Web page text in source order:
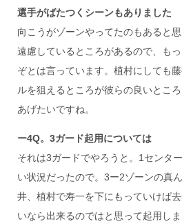
選手がばたつくシーンもありました
向こうがゾーンやってたのもあると
遠慮しているところがあるので、も
ぞとは言っています。植村にしても
ルを狙えるところが彼らの良いとこ
あげたいですね。
ー4Q。3ガード起用については
それは3ガードでやろうと。1センタ
い状況だったので。3ー2ゾーンの真
井、植村で寿一を下にもっていけば
いなら出来るのではと思って起用しま